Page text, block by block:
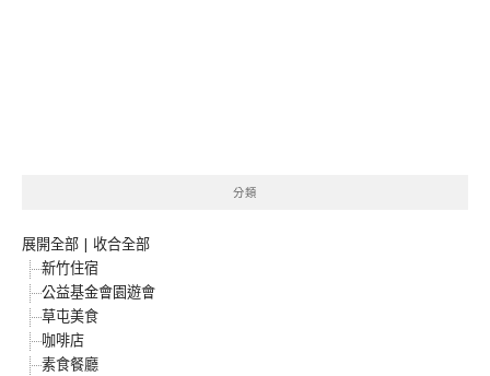
分類
展開全部 | 收合全部
新竹住宿
公益基金會園遊會
草屯美食
咖啡店
素食餐廳